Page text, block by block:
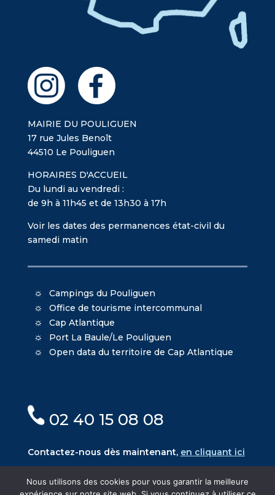
MAIRIE DU POULIGUEN
17 rue Jules Benoît
44510 Le Pouliguen
HORAIRES D'ACCUEIL
Du lundi au vendredi :
de 9h à 11h45 et de 13h30 à 17h
Voir les dates des permanences état-civil du
samedi matin
Campings du Pouliguen
Office de tourisme intercommunal
Cap Atlantique
Port La Baule/Le Pouliguen
Open data du territoire de Cap Atlantique
02 40 15 08 08
Contactez-nous dès maintenant, en cliquant ici
Nous utilisons des cookies pour vous garantir la meilleure